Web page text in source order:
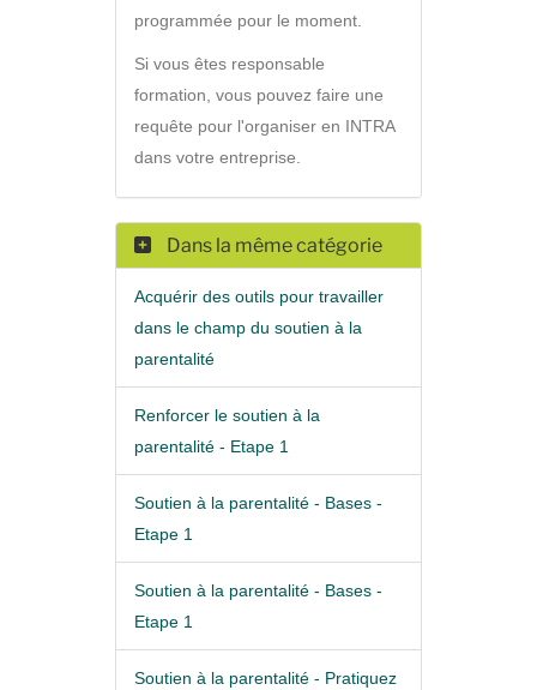
programmée pour le moment.
Si vous êtes responsable
formation, vous pouvez faire une
requête pour l'organiser en INTRA
dans votre entreprise.
Dans la même catégorie
Acquérir des outils pour travailler
dans le champ du soutien à la
parentalité
Renforcer le soutien à la
parentalité - Etape 1
Soutien à la parentalité - Bases -
Etape 1
Soutien à la parentalité - Bases -
Etape 1
Soutien à la parentalité - Pratiquez